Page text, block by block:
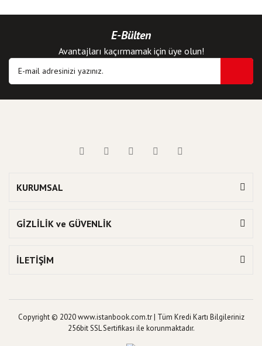
E-Bülten
Avantajları kaçırmamak için üye olun!
KURUMSAL
GİZLİLİK ve GÜVENLİK
İLETİŞİM
Copyright © 2020 www.istanbook.com.tr | Tüm Kredi Kartı Bilgileriniz
256bit SSL Sertifikası ile korunmaktadır.